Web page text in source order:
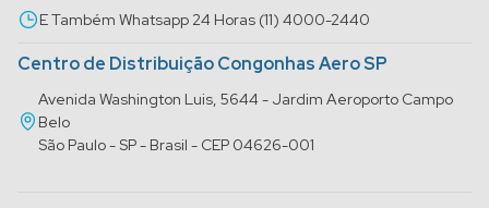
E Também Whatsapp 24 Horas (11) 4000-2440
Centro de Distribuição Congonhas Aero SP
Avenida Washington Luis, 5644 - Jardim Aeroporto Campo
Belo
São Paulo - SP - Brasil - CEP 04626-001